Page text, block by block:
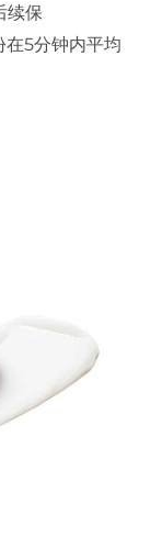
续保
在5分钟内平均